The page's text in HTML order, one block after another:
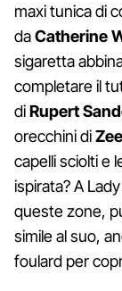
maxi tunica di
daCatherine
sigaretta
completare il
diRupert
orecchini di
capelli sciolti e
ispirata? A
queste zone,
simile al suo,
foulard per